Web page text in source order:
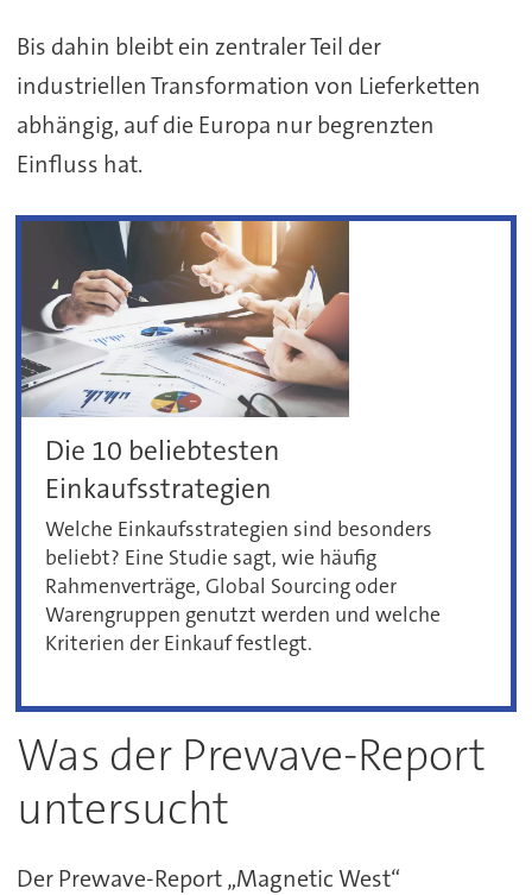
Bis dahin bleibt ein zentraler Teil der
industriellen Transformation von Lieferketten
abhängig, auf die Europa nur begrenzten
Einfluss hat.
Die 10 beliebtesten
Einkaufsstrategien
Welche Einkaufsstrategien sind besonders
beliebt? Eine Studie sagt, wie häufig
Rahmenverträge, Global Sourcing oder
Warengruppen genutzt werden und welche
Kriterien der Einkauf festlegt.
Was der Prewave-Report
untersucht
Der Prewave-Report „Magnetic West“